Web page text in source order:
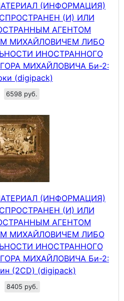
(ИНФОРМАЦИЯ)
(И) ИЛИ
АГЕНТОМ
МИХАЙЛОВИЧЕМ ЛИБО
ИНОСТРАННОГО
МИХАЙЛОВИЧА Би-2:
(digipack)
6598 руб.
(ИНФОРМАЦИЯ)
(И) ИЛИ
АГЕНТОМ
МИХАЙЛОВИЧЕМ ЛИБО
ИНОСТРАННОГО
МИХАЙЛОВИЧА Би-2:
(2CD) (digipack)
8405 руб.